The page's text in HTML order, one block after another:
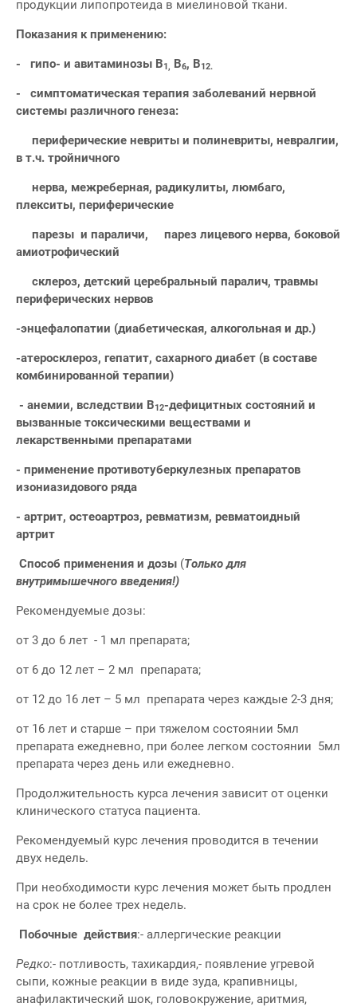
продукции липопротеида в миелиновой ткани.
Показания к применению:
- гипо- и авитаминозы В1, В6, В12.
- симптоматическая терапия заболеваний нервной
системы различного генеза:
периферические невриты и полиневриты, невралгии,
в т.ч. тройничного
нерва, межреберная, радикулиты, люмбаго,
плекситы, периферические
парезы и параличи, парез лицевого нерва, боковой
амиотрофический
склероз, детский церебральный паралич, травмы
периферических нервов
-энцефалопатии (диабетическая, алкогольная и др.)
-атеросклероз, гепатит, сахарного диабет (в составе
комбинированной терапии)
- анемии, вследствии В12-дефицитных состояний и
вызванные токсическими веществами и
лекарственными препаратами
- применение противотуберкулезных препаратов
изониазидового ряда
- артрит, остеоартроз, ревматизм, ревматоидный
артрит
Способ применения и дозы (Только для
внутримышечного введения!)
Рекомендуемые дозы:
от 3 до 6 лет - 1 мл препарата;
от 6 до 12 лет – 2 мл препарата;
от 12 до 16 лет – 5 мл препарата через каждые 2-3 дня;
от 16 лет и старше – при тяжелом состоянии 5мл
препарата ежедневно, при более легком состоянии 5мл
препарата через день или ежедневно.
Продолжительность курса лечения зависит от оценки
клинического статуса пациента.
Рекомендуемый курс лечения проводится в течении
двух недель.
При необходимости курс лечения может быть продлен
на срок не более трех недель.
Побочные действия:- аллергические реакции
Редко:- потливость, тахикардия,- появление угревой
сыпи, кожные реакции в виде зуда, крапивницы,
анафилактический шок, головокружение, аритмия,